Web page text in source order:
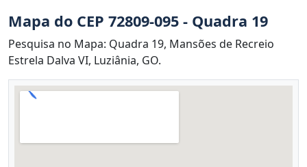
Mapa do CEP 72809-095 - Quadra 19
Pesquisa no Mapa: Quadra 19, Mansões de Recreio
Estrela Dalva VI, Luziânia, GO.